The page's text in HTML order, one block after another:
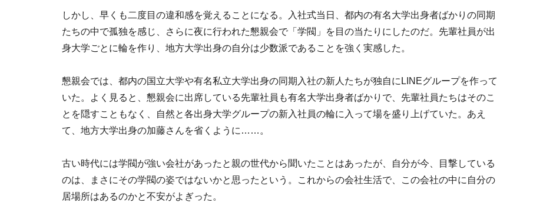
しかし、早くも二度目の違和感を覚えることになる。入社式当日、都内の有名大学出身者ばかりの同期
たちの中で孤独を感じ、さらに夜に行われた懇親会で「学閥」を目の当たりにしたのだ。先輩社員が出
身大学ごとに輪を作り、地方大学出身の自分は少数派であることを強く実感した。
懇親会では、都内の国立大学や有名私立大学出身の同期入社の新人たちが独自にLINEグループを作って
いた。よく見ると、懇親会に出席している先輩社員も有名大学出身者ばかりで、先輩社員たちはそのこ
とを隠すこともなく、自然と各出身大学グループの新入社員の輪に入って場を盛り上げていた。あえ
て、地方大学出身の加藤さんを省くように……。
古い時代には学閥が強い会社があったと親の世代から聞いたことはあったが、自分が今、目撃している
のは、まさにその学閥の姿ではないかと思ったという。これからの会社生活で、この会社の中に自分の
居場所はあるのかと不安がよぎった。